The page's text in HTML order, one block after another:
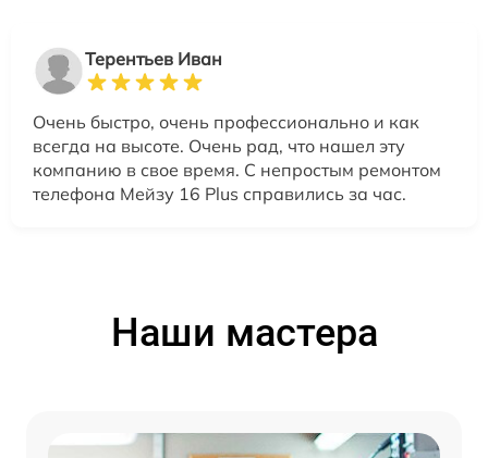
Терентьев Иван
Очень быстро, очень профессионально и как
всегда на высоте. Очень рад, что нашел эту
компанию в свое время. С непростым ремонтом
телефона Мейзу 16 Plus справились за час.
Наши мастера